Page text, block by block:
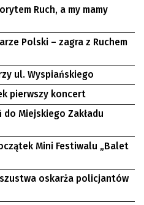
Ruch, a my mamy
Polski – zagra z Ruchem
ul. Wyspiańskiego
pierwszy koncert
Miejskiego Zakładu
Mini Festiwalu „Balet
oskarża policjantów